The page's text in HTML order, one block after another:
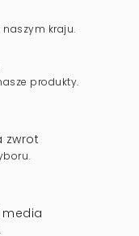
kraju.
produkty.
zwrot
media